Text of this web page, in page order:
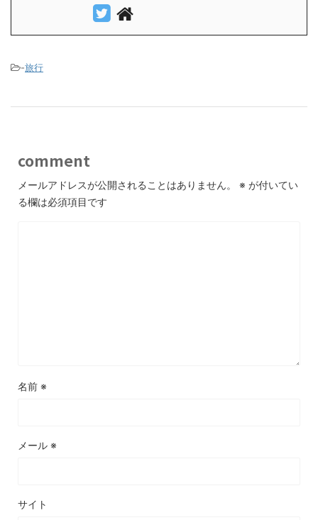
-旅行
comment
メールアドレスが公開されることはありません。 ※ が付いてい
る欄は必須項目です
名前 ※
メール ※
サイト